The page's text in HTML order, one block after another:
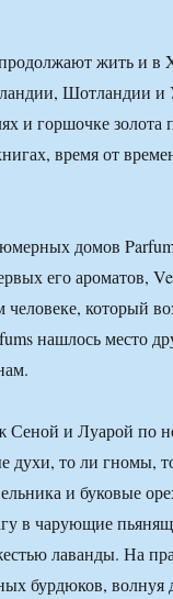
жить и в
Шотландии и
и горшочке золота
время от
домов
его ароматов,
который
нашлось место
Сеной и Луарой по
то ли гномы,
и буковые
в чарующие
лаванды. На
бурдюков, волнуя